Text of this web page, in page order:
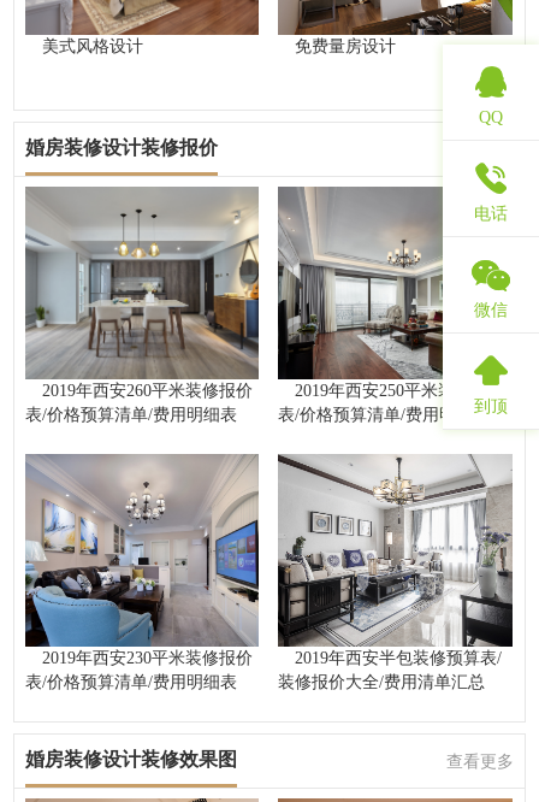
美式风格设计 免费量房设计
婚房装修设计装修报价
2019年西安260平米装修报价
表/价格预算清单/费用明细表
2019年西安250平米装修报价
表/价格预算清单/费用明细表
2019年西安230平米装修报价
表/价格预算清单/费用明细表
2019年西安半包装修预算表/
装修报价大全/费用清单汇总
婚房装修设计装修效果图 查看更多
QQ
电话
微信
到顶